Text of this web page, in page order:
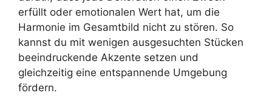
erfüllt oder emotionalen Wert hat, um die
Harmonie im Gesamtbild nicht zu stören. So
kannst du mit wenigen ausgesuchten Stücken
beeindruckende Akzente setzen und
gleichzeitig eine entspannende Umgebung
fördern.